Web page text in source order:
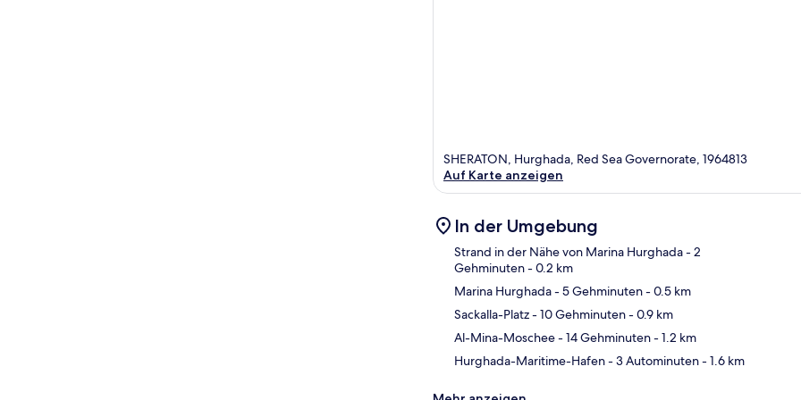
SHERATON, Hurghada, Red Sea Governorate, 1964813
Auf Karte anzeigen
In der Umgebung
Strand in der Nähe von Marina Hurghada- 2
Gehminuten- 0.2 km
Marina Hurghada- 5 Gehminuten- 0.5 km
Sackalla-Platz- 10 Gehminuten- 0.9 km
Al-Mina-Moschee- 14 Gehminuten- 1.2 km
Hurghada-Maritime-Hafen- 3 Autominuten- 1.6 km